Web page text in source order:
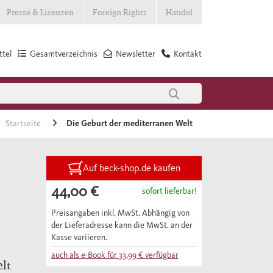
Presse & Lizenzen Foreign Rights Handel
Kontakt
Newsletter
Gesamtverzeichnis
Startseite Die Geburt der mediterranen Welt
Auf beck-shop.de kaufen
44,00 € sofort lieferbar!
Preisangaben inkl. MwSt. Abhängig von
der Lieferadresse kann die MwSt. an der
Kasse variieren.
auch als e-Book für33,99 €verfügbar